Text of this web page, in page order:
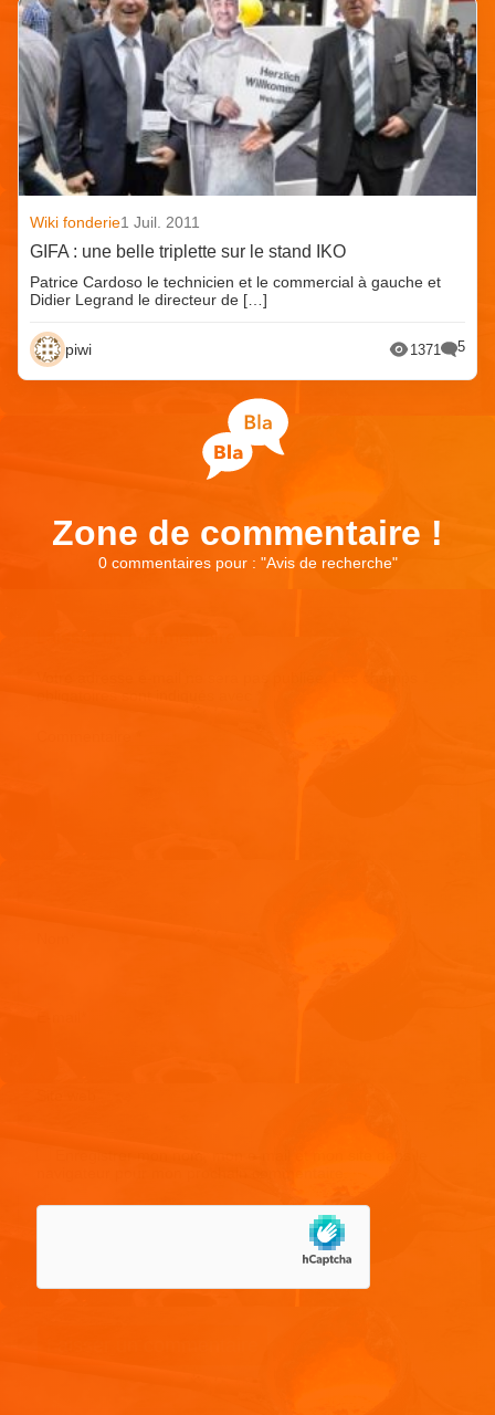
Wiki fonderie1 Juil. 2011
GIFA : une belle triplette sur le stand IKO
Patrice Cardoso le technicien et le commercial à gauche et
Didier Legrand le directeur de […]
piwi 1371 5
Zone de commentaire !
0 commentaires pour : "Avis de recherche"